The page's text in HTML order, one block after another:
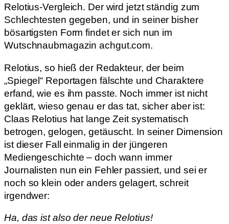
Relotius-Vergleich. Der wird jetzt ständig zum
Schlechtesten gegeben, und in seiner bisher
bösartigsten Form findet er sich nun im
Wutschnaubmagazin achgut.com.
Relotius, so hieß der Redakteur, der beim
„Spiegel“ Reportagen fälschte und Charaktere
erfand, wie es ihm passte. Noch immer ist nicht
geklärt, wieso genau er das tat, sicher aber ist:
Claas Relotius hat lange Zeit systematisch
betrogen, gelogen, getäuscht. In seiner Dimension
ist dieser Fall einmalig in der jüngeren
Mediengeschichte – doch wann immer
Journalisten nun ein Fehler passiert, und sei er
noch so klein oder anders gelagert, schreit
irgendwer:
Ha, das ist also der neue Relotius!